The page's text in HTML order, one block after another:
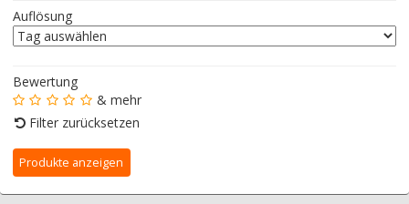
Auflösung
Bewertung
& mehr
Filter zurücksetzen